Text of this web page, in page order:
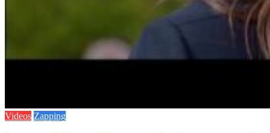
Videos Zapping